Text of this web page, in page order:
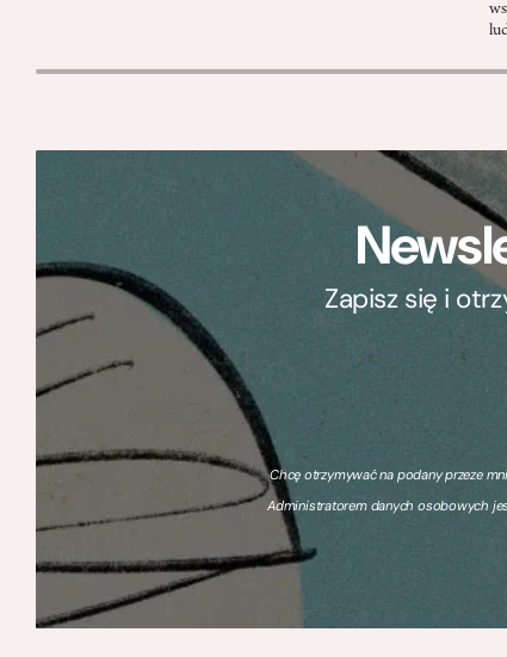
Zapisz się i
Chcę otrzymywać na podany przeze
Administratorem danych osobowych